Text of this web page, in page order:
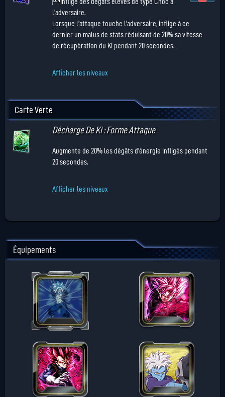
Inflige des dégâts élevés de type Choc à
l'adversaire.
Lorsque l'attaque touche l'adversaire, inflige à ce
dernier un malus de stats réduisant de 20% sa vitesse
de récupération du Ki pendant 20 secondes.
Afficher les niveaux
Carte Verte
Décharge De Ki : Forme Attaque
Augmente de 20% les dégâts d'énergie infligés pendant
20 secondes.
Afficher les niveaux
Équipements